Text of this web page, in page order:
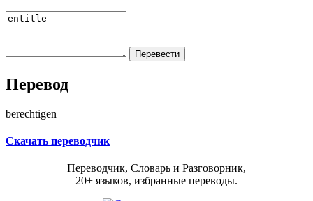
Перевод
berechtigen
Скачать переводчик
Переводчик, Словарь и Разговорник,
20+ языков, избранные переводы.